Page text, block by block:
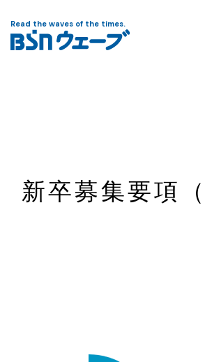
Read the waves of the times.
新卒募集要項